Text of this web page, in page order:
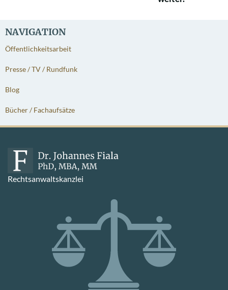
NAVIGATION
Öffentlichkeitsarbeit
Presse / TV / Rundfunk
Blog
Bücher / Fachaufsätze
Rechtsanwaltskanzlei